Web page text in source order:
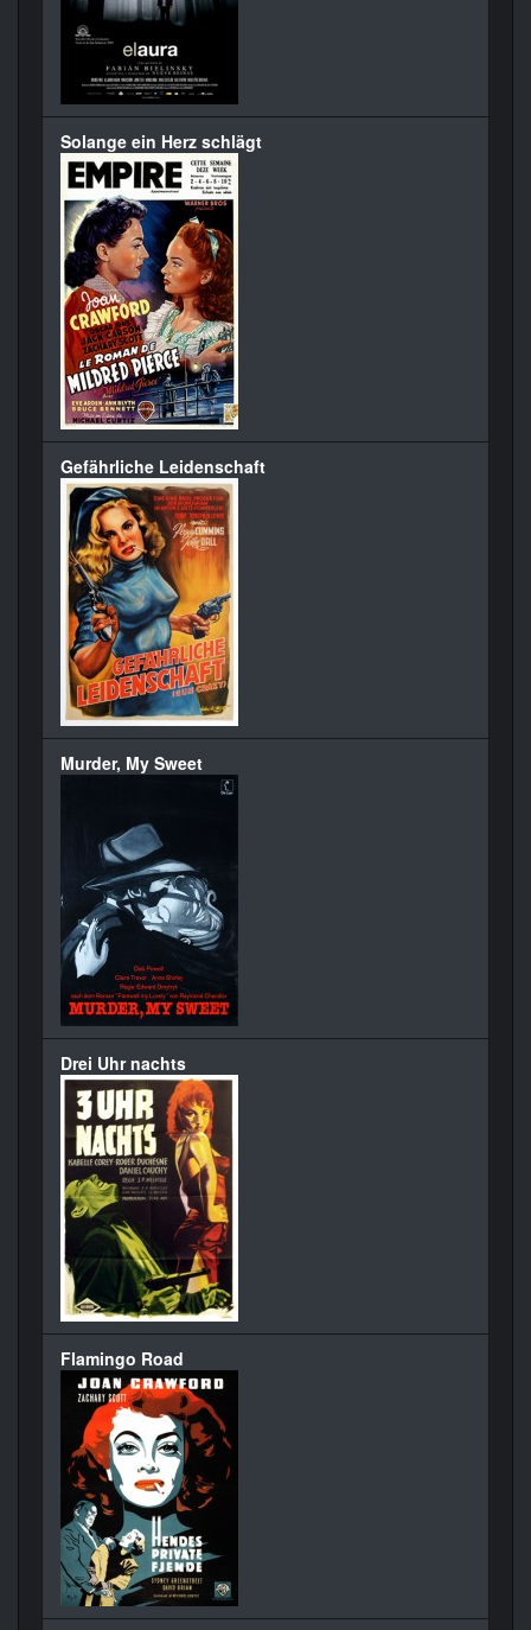
Solange ein Herz schlägt
Gefährliche Leidenschaft
Murder, My Sweet
Drei Uhr nachts
Flamingo Road